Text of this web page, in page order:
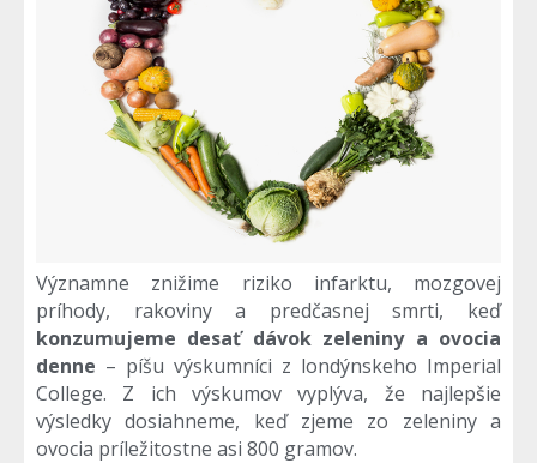
Významne znižime riziko infarktu, mozgovej
príhody, rakoviny a predčasnej smrti, keď
konzumujeme desať dávok zeleniny a ovocia
denne – píšu výskumníci z londýnskeho Imperial
College. Z ich výskumov vyplýva, že najlepšie
výsledky dosiahneme, keď zjeme zo zeleniny a
ovocia príležitostne asi 800 gramov.